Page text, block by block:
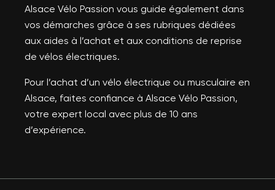
Alsace Vélo Passion vous guide également dans
vos démarches grâce à ses rubriques dédiées
aux aides à l’achat et aux conditions de reprise
de vélos électriques.
Pour l’achat d’un vélo électrique ou musculaire en
Alsace, faites confiance à Alsace Vélo Passion,
votre expert local avec plus de 10 ans
d’expérience.